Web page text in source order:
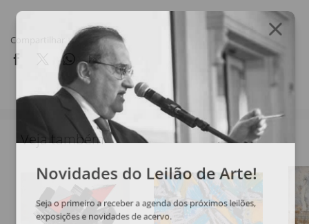
Compartilhar
Veja também
Novidades do Leilão de Arte!
Seja o primeiro a receber a agenda dos próximos leilões,
exposições e novidades de acervo.